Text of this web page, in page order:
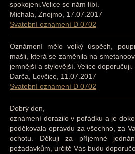
spokojeni.Velice se nám líbí.
Michala, Znojmo, 17.07.2017
Svatební oznámení D 0702
Oznámení mělo velký úspěch,
mašli, která se zaměnila na
jemnější a stylovější. Velice doporučuji.
Darča, Lovčice, 11.07.2017
Svatební oznámení D 0702
Dobrý den,
oznámení dorazilo v pořádku a je
poděkovala opravdu za všechno, za
ochotu. Děkuji za příjemné
požadavkům, určitě Vás budu